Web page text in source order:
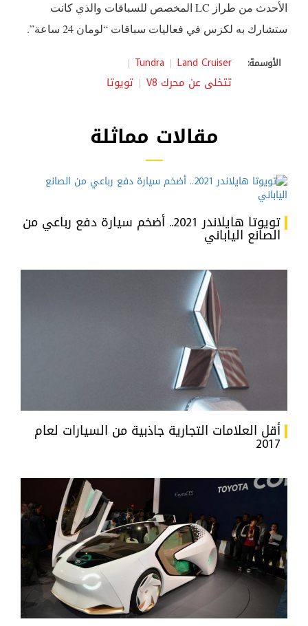
الأحدث من طراز LC المخصص للسباقات والذي كانت
ستشارك به لكزس في فعاليات سباقات “لومان 24 ساعة”.
الأوسمة: Land Cruiser
Tundra
تتخلى عن محرك V8
تويوتا
مقالات مماثلة
تويوتا هايلاندر 2021.. أضخم سيارة دفع رباعي من
الصانع الياباني
أقل العلامات التجارية جاذبية من السيارات لعام
2017